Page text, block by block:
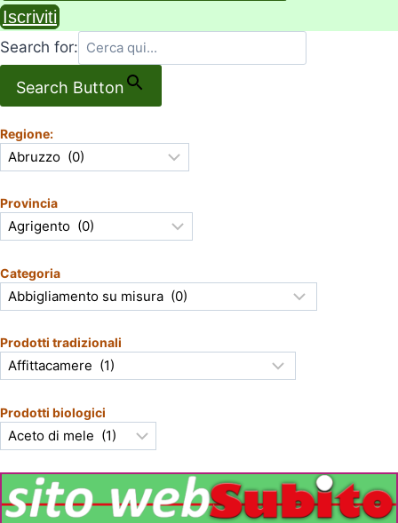
Iscriviti
Search for:
Search Button
Regione:
Provincia
Categoria
Prodotti tradizionali
Prodotti biologici